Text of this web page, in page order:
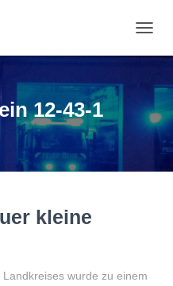
12-43-1
kleine
wurde zu einem